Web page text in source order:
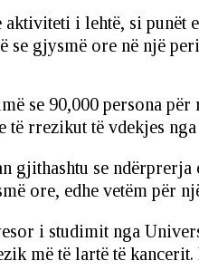
i lehtë, si punët
se gjysmë ore në një
se 90,000 persona
rrezikut të vdekjes
gjithashtu se
ore, edhe vetëm për
i studimit nga
më të lartë të